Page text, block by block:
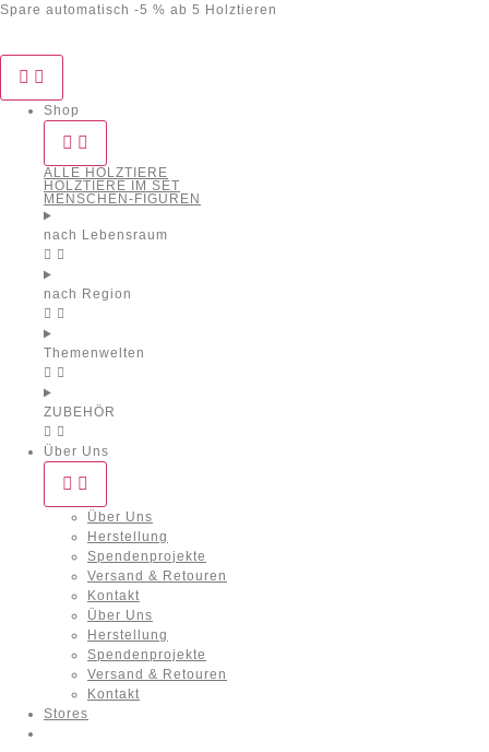
Spare automatisch -5 % ab 5 Holztieren
Shop
ALLE HOLZTIERE
HOLZTIERE IM SET
MENSCHEN-FIGUREN
nach Lebensraum
nach Region
Themenwelten
ZUBEHÖR
Über Uns
Über Uns
Herstellung
Spendenprojekte
Versand & Retouren
Kontakt
Über Uns
Herstellung
Spendenprojekte
Versand & Retouren
Kontakt
Stores